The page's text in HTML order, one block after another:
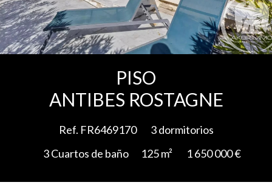
PISO
ANTIBES ROSTAGNE
Ref. FR6469170
3 dormitorios
3 Cuartos de baño
125 m² 1 650 000 €